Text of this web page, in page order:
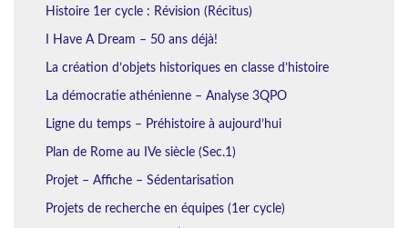
Histoire 1er cycle : Révision (Récitus)
I Have A Dream – 50 ans déjà!
La création d’objets historiques en classe d’histoire
La démocratie athénienne – Analyse 3QPO
Ligne du temps – Préhistoire à aujourd’hui
Plan de Rome au IVe siècle (Sec.1)
Projet – Affiche – Sédentarisation
Projets de recherche en équipes (1er cycle)